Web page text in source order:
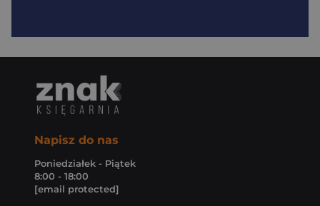
Napisz do nas
Poniedziałek - Piątek
8:00 - 18:00
[email protected]